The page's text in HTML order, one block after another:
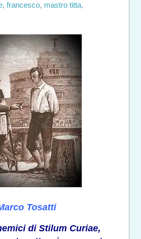
, francesco, mastro titta,
Tosatti
di Stilum Curiae,